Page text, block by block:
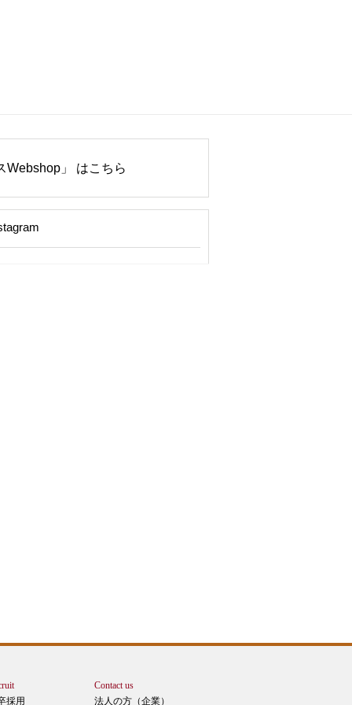
Webshop」 はこちら
採用
Contact us
法人の方（企業）